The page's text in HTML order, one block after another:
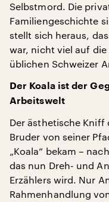
Selbstmord. Die
Familiengeschichte
stellt sich heraus,
war, nicht viel auf
üblichen Schweizer
Der Koala ist der
Arbeitswelt
Der ästhetische Kniff
Bruder von seiner
„Koala“ bekam –
das nun Dreh- und
Erzählers wird. Nur
Rahmenhandlung